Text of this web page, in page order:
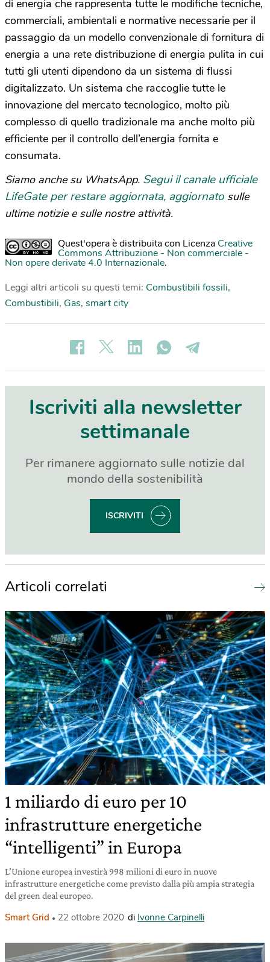
di energia che rappresenta tutte le modifiche tecniche,
commerciali, ambientali e normative necessarie per il
passaggio da un modello convenzionale di fornitura di
energia a una rete distribuzione di energia pulita in cui
tutti gli utenti dipendono da un sistema di flussi
digitalizzato. Un sistema che raccoglie tutte le
innovazione del mercato tecnologico, molto più
complesso di quello tradizionale ma anche molto più
efficiente per il controllo dell’energia fornita e
consumata.
Siamo anche su WhatsApp. Segui il canale ufficiale
LifeGate per restare aggiornata, aggiornato sulle
ultime notizie e sulle nostre attività.
Quest'opera è distribuita con Licenza Creative
Commons Attribuzione - Non commerciale -
Non opere derivate 4.0 Internazionale.
Leggi altri articoli su questi temi: Combustibili fossili,
Combustibili, Gas, smart city
Iscriviti alla newsletter
settimanale
Per rimanere aggiornato sulle notizie dal
mondo della sostenibilità
ISCRIVITI
Articoli correlati
1 miliardo di euro per 10
infrastrutture energetiche
“intelligenti” in Europa
L’Unione europea investirà 998 milioni di euro in nuove
infrastrutture energetiche come previsto dalla più ampia strategia
del green deal europeo.
Smart Grid 22 ottobre 2020 di Ivonne Carpinelli